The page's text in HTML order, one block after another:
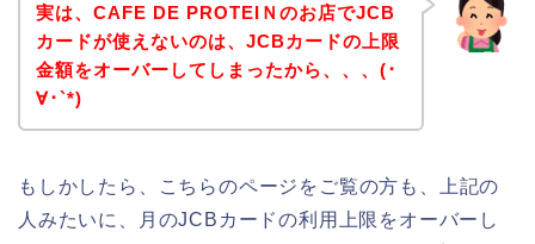
実は、CAFE DE PROTEIＮのお店でJCB
カードが使えないのは、JCBカードの上限
金額をオーバーしてしまったから、、、(･
∀･`*)
もしかしたら、こちらのページをご覧の方も、上記の
人みたいに、月のJCBカードの利用上限をオーバーし